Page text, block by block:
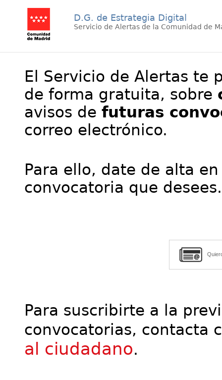
D.G. de Estrategia Digital
Servicio de Alertas de la Comunidad de
El Servicio de Alertas te
de forma gratuita, sobre
avisos de futuras
correo electrónico.
Para ello, date de alta
convocatoria que desees.
Para suscribirte a la
convocatorias, contacta
al ciudadano.